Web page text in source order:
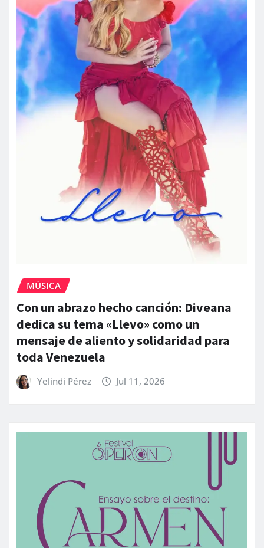
MÚSICA
Con un abrazo hecho canción: Diveana
dedica su tema «Llevo» como un
mensaje de aliento y solidaridad para
toda Venezuela
Yelindi Pérez Jul 11, 2026